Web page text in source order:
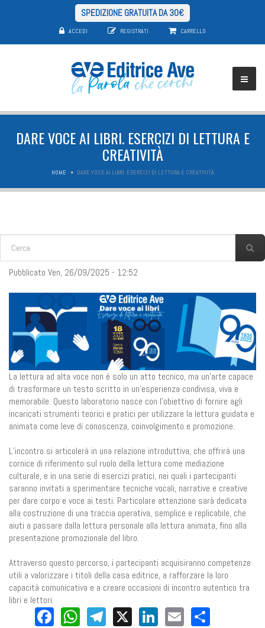
SPEDIZIONE GRATUITA DA 30€
ACCEDI REGISTRATI CARRELLO
DARE VOCE AI LIBRI. ESERCIZI DI LETTURA E
CREATIVITÀ
HOME DARE VOCE AI LIBRI. ESERCIZI DI LETTURA E CREATIVITÀ
FORM DI RICERCA
Pubblicato Ven, 26/09/2025 - 12:52
La lettura ad alta voce non è solo un atto tecnico, ma un’arte capace
di trasformare un testo scritto in un’esperienza condivisa, viva e
memorabile. Questo laboratorio nasce con l’obiettivo di fornire agli
incaricati strumenti teorici e pratici per utilizzare la lettura guidata e
animata come leve di conoscenza, coinvolgimento e promozione.
L’incontro si articolerà in una relazione introduttiva, che offrirà una
cornice di riferimento sul ruolo della lettura come mediazione
culturale, e in una serie di esercizi pratici, nei quali i partecipanti
saranno invitati a sperimentare tecniche vocali, narrative e creative
per dare corpo e voce ai testi. Particolare attenzione sarà dedicata
alla costruzione di una traccia operativa, semplice e replicabile, che
aiuti a passare dalla lettura personale alla lettura animata, fino alla
presentazione promozionale del libro.
Attraverso questo percorso, i partecipanti acquisiranno competenze
utili a valorizzare i titoli della casa editrice, a rafforzare la loro
capacità comunicativa e a creare occasioni di incontro autentico tra
libri e lettori.
Facebook
WhatsApp
Telegram
X LinkedIn
Email